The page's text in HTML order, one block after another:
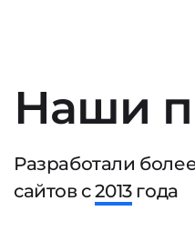
Наши
Разработали
сайтов с2013года